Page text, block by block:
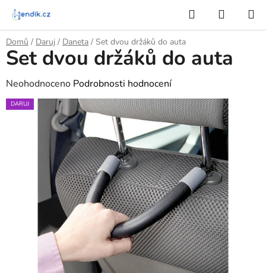
Přejít
obsah
Hledat
KOŠÍK
Domů / Daruj / Daneta / Set dvou držáků do auta
Set dvou držáků do auta
Průměrné
hodnocení
hvězdiček.
Neohodnoceno Podrobnosti hodnocení
DARUJ